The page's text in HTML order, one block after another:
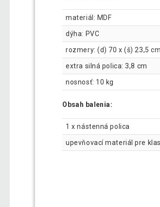
materiál: MDF
dýha: PVC
rozmery: (d) 70 x (š) 23,5 cm
extra silná polica: 3,8 cm
nosnosť: 10 kg
Obsah balenia:
1 x nástenná polica
upevňovací materiál pre